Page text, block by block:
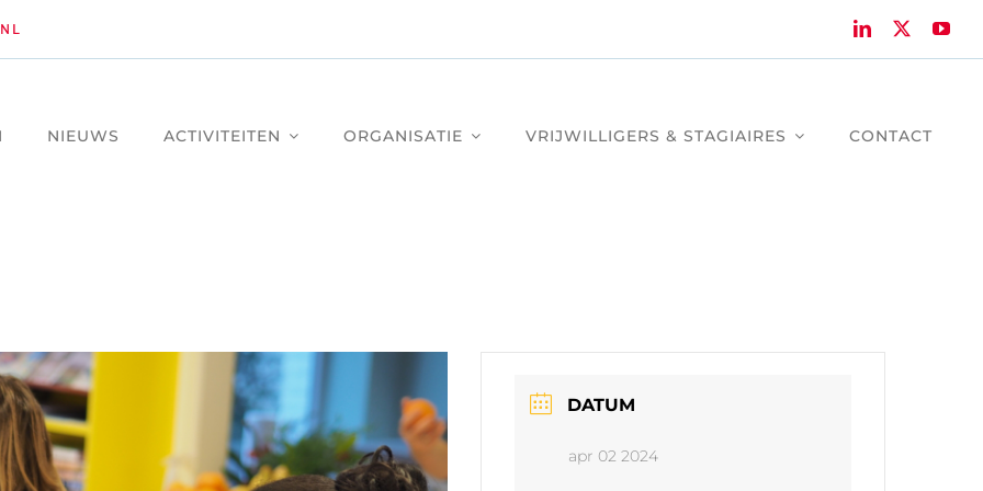
NIEUWS ACTIVITEITEN ORGANISATIE VRIJWILLIGERS & STAGIAIRES CONTACT
DATUM
apr 02 2024